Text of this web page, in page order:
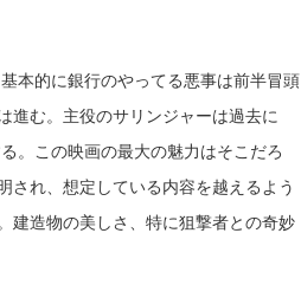
本的に銀行のやってる悪事は前半冒頭
進む。主役のサリンジャーは過去に
。この映画の最大の魅力はそこだろ
され、想定している内容を越えるよう
建造物の美しさ、特に狙撃者との奇妙